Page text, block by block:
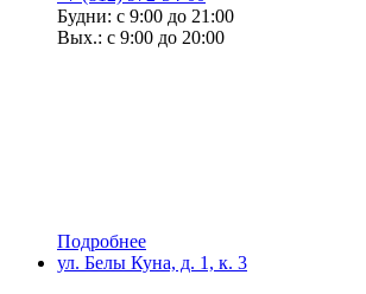
Будни: с 9:00 до 21:00
Вых.: с 9:00 до 20:00
Подробнее
ул. Белы Куна, д. 1, к. 3